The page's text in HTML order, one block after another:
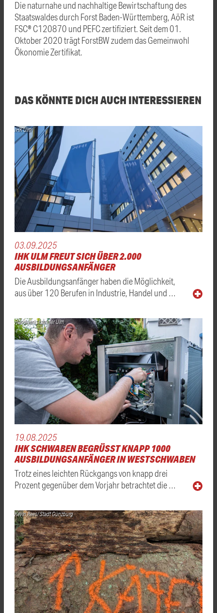
Die naturnahe und nachhaltige Bewirtschaftung des
Staatswaldes durch Forst Baden-Württemberg, AöR ist
FSC® C120870 und PEFC zertifiziert. Seit dem 01.
Oktober 2020 trägt ForstBW zudem das Gemeinwohl
Ökonomie Zertifikat.
DAS KÖNNTE DICH AUCH INTERESSIEREN
IHK Ulm
03.09.2025
IHK ULM FREUT SICH ÜBER 2.000
AUSBILDUNGSANFÄNGER
Die Ausbildungsanfänger haben die Möglichkeit,
aus über 120 Berufen in Industrie, Handel und …
Handwerkskammer Ulm
19.08.2025
IHK SCHWABEN BEGRÜSST KNAPP 1000 A
USBILDUNGSANFÄNGER IN WESTSCHWABEN
Trotz eines leichten Rückgangs von knapp drei
Prozent gegenüber dem Vorjahr betrachtet die …
Kevin Rees/ Stadt Günzburg